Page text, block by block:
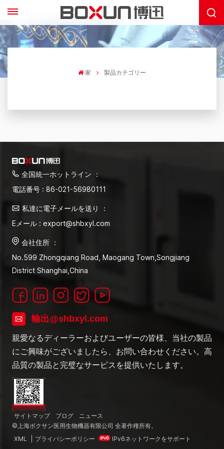
家 製品カテゴリー
全国統一ホットライン ：
電話番号 : 86-021-56980111
私達に電子メールを送り ：
Eメール : export@shbxyl.com
会社住所 ：
No.599 Zhongqiang Road, Maogang Town,Songjiang
District Shanghai,China
輸出@shbxyl.com
親愛なるディーラーおよびユーザーの皆様、当社の製品
にご興味がございましたら、お問い合わせください。高
品質の製品と完璧なサービスを提供いたします。
サイトマップ ブログ
ニュース
©上海ボクサン医用生物機器有限公司 全著作権所有。
XML
プライバシーポリシー IPv6ネットワークをサポート